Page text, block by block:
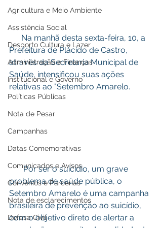
Agricultura e Meio Ambiente
Assistência Social
Desporto Cultura e Lazer
Administração e Finanças
Institucional e Governo
Políticas Públicas
Nota de Pesar
Campanhas
Datas Comemorativas
Comunicados e Avisos
Convênios e Parcerias
Nota de esclarecimentos
Defesa Civil
Prefeitura de Plácido de Castro,
através da Secretaria Municipal de
Saúde, intensificou suas ações
relativas ao "Setembro Amarelo.
       Por ser o suicídio, um grave
problema de saúde pública, o
Setembro Amarelo é uma campanha
brasileira de prevenção ao suicídio,
com o objetivo direto de alertar a